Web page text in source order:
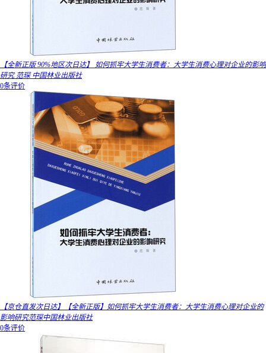
【全新正版 90%地区次日达】 如何抓牢大学生消费者：大学生消费心理对企业的影响
研究 范琛 中国林业出版社
0条评价
【京仓直发次日达】【全新正版】如何抓牢大学生消费者：大学生消费心理对企业的
影响研究范琛中国林业出版社
0条评价